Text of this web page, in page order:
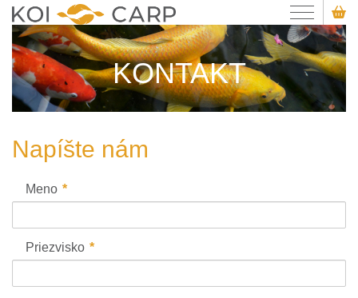
KONTAKT
Napíšte nám
Meno
Priezvisko